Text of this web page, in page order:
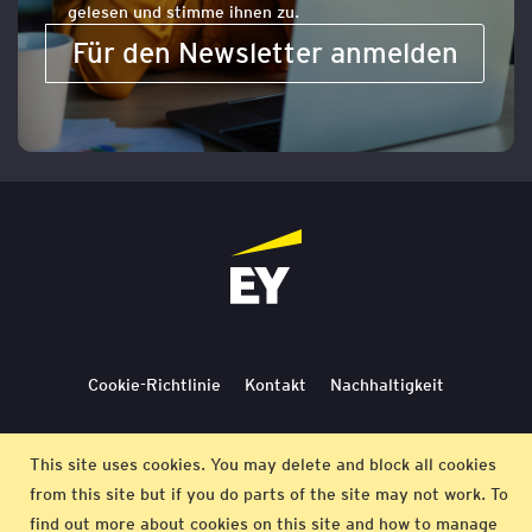
This site uses cookies. You may delete and block all cookies
from this site but if you do parts of the site may not work. To
find out more about cookies on this site and how to manage
gelesen und stimme ihnen zu.
Für den Newsletter anmelden
Cookie-Richtlinie Kontakt Nachhaltigkeit
Impressum